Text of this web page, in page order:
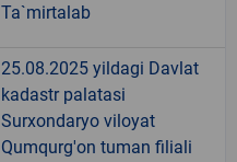
Ta`mirtalab
25.08.2025 yildagi Davlat
kadastr palatasi
Surxondaryo viloyat
Qumqurg'on tuman filiali